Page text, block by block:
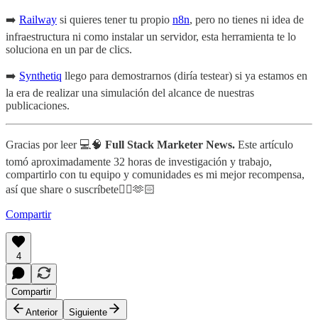
➡️ Railway si quieres tener tu propio n8n, pero no tienes ni idea de
infraestructura ni como instalar un servidor, esta herramienta te lo
soluciona en un par de clics.
➡️ Synthetiq llego para demostrarnos (diría testear) si ya estamos en
la era de realizar una simulación del alcance de nuestras
publicaciones.
Gracias por leer 💻🧠 Full Stack Marketer News. Este artículo
tomó aproximadamente 32 horas de investigación y trabajo,
compartirlo con tu equipo y comunidades es mi mejor recompensa,
así que share o suscríbete👇🏻🫶🏻
Compartir
4
Compartir
Anterior
Siguiente